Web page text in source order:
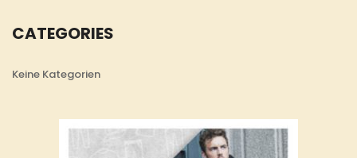
CATEGORIES
Keine Kategorien